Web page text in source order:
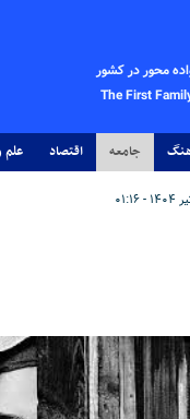
محور در کشور
The First
جامعه اقتصاد علم